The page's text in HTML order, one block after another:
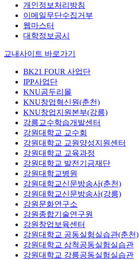
개인정보처리방침
이메일무단수집거부
웹마스터
대학정보공시
교내사이트 바로가기
BK21 FOUR 사업단
IPP사업단
KNU곰두리몰
KNU창업혁신원(춘천)
KNU창업지원본부(강릉)
강릉교수학습개발센터
강원대학교 교수회
강원대학교 교원양성지원센터
강원대학교 교육과정
강원대학교 발전기금재단
강원대학교병원
강원대학교신문방송사(춘천)
강원대학교신문방송사(강릉)
강원문화연구소
강원종합기술연구원
강원창업보육센터
강원대학교 공동실험실습관(춘천)
강원대학교 삼척공동실험실습관
강원대학교 강릉공동실험실습관